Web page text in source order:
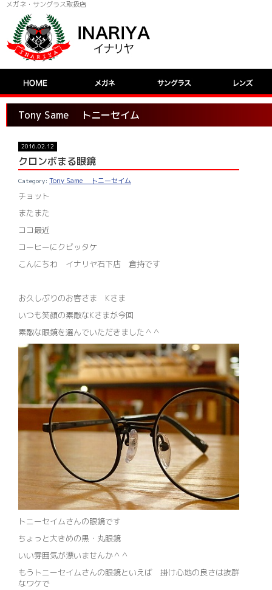
メガネ・サングラス取扱店
Tony Same トニーセイム
2016.02.12
Tony Same トニーセイム
クロンボまる眼鏡
チョット
またまた
ココ最近
コーヒーにクビッタケ
こんにちわ イナリヤ石下店 倉持です
お久しぶりのお客さま Kさま
いつも笑顔の素敵なKさまが今回
素敵な眼鏡を選んでいただきました＾＾
トニーセイムさんの眼鏡です
ちょっと大きめの黒・丸眼鏡
いい雰囲気が漂いませんか＾＾
もうトニーセイムさんの眼鏡といえば 掛け心地の良さは抜群
なワケで